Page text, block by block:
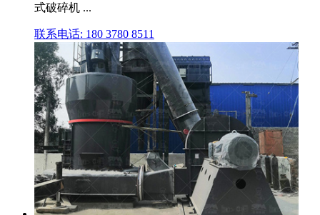
式破碎机 ...
联系电话: 180 3780 8511